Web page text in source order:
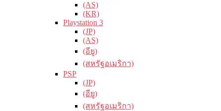
(AS)
(KR)
Playstation 3
(JP)
(AS)
(อียู)
(สหรัฐอเมริกา)
PSP
(JP)
(อียู)
(สหรัฐอเมริกา)